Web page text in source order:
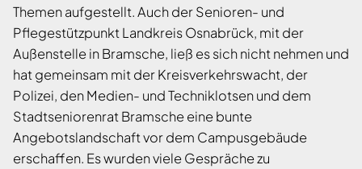
Themen aufgestellt. Auch der Senioren- und
Pflegestützpunkt Landkreis Osnabrück, mit der
Außenstelle in Bramsche, ließ es sich nicht nehmen und
hat gemeinsam mit der Kreisverkehrswacht, der
Polizei, den Medien- und Techniklotsen und dem
Stadtseniorenrat Bramsche eine bunte
Angebotslandschaft vor dem Campusgebäude
erschaffen. Es wurden viele Gespräche zu